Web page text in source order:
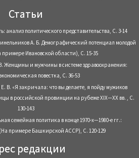
Статьи
анализ политического представительства, С. 3-14
А. Б. Демографический потенциал молодой
примере Ивановской области), С. 15-35
Женщины и мужчины в системе здравоохранения:
повестка, С. 36-53
В. «Я закричала: что вы делаете, я пойду мужиков
в российской провинции на рубеже XIX—XX вв. , С.
130-143
семейная политика в конце 1970-х—1980-е гг.:
примере Башкирской АССР), С. 120-129
редакции